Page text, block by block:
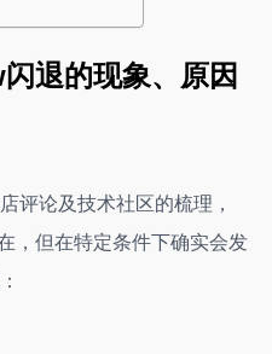
退的现象、原因
评论及技术社区的梳理，
，但在特定条件下确实会发